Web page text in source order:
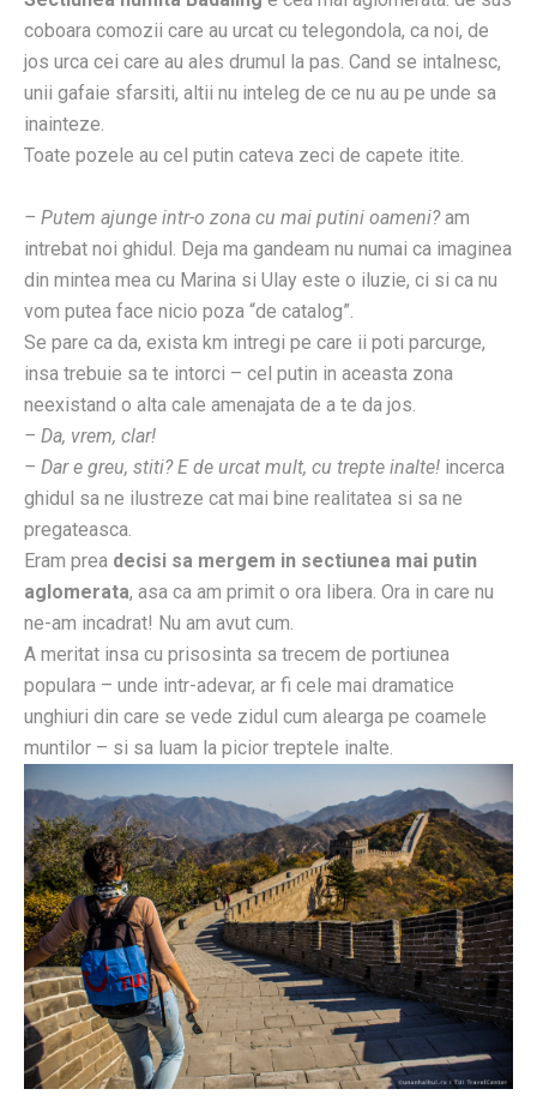
coboara comozii care au urcat cu telegondola, ca noi, de
jos urca cei care au ales drumul la pas. Cand se intalnesc,
unii gafaie sfarsiti, altii nu inteleg de ce nu au pe unde sa
inainteze.
Toate pozele au cel putin cateva zeci de capete itite.
– Putem ajunge intr-o zona cu mai putini oameni?am
intrebat noi ghidul. Deja ma gandeam nu numai ca imaginea
din mintea mea cu Marina si Ulay este o iluzie, ci si ca nu
vom putea face nicio poza “de catalog”.
Se pare ca da, exista km intregi pe care ii poti parcurge,
insa trebuie sa te intorci – cel putin in aceasta zona
neexistand o alta cale amenajata de a te da jos.
– Da, vrem, clar!
– Dar e greu, stiti? E de urcat mult, cu trepte inalte! incerca
ghidul sa ne ilustreze cat mai bine realitatea si sa ne
pregateasca.
Eram prea decisi sa mergem in sectiunea mai putin
aglomerata, asa ca am primit o ora libera. Ora in care nu
ne-am incadrat! Nu am avut cum.
A meritat insa cu prisosinta sa trecem de portiunea
populara – unde intr-adevar, ar fi cele mai dramatice
unghiuri din care se vede zidul cum alearga pe coamele
muntilor – si sa luam la picior treptele inalte.